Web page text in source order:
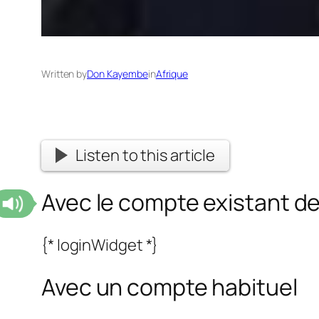
Written byDon KayembeinAfrique
Listen to this article
Avec le compte existant
{* loginWidget *}
Avec un compte habituel